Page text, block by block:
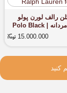
رالف لورن پولو
مشکی بلک مردانه | Polo Black
Ralph Lauren
15.000.000
کنید